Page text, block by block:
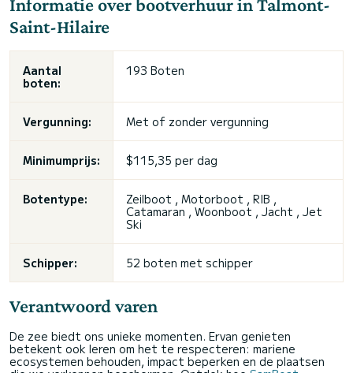
Informatie over bootverhuur in Talmont-
Saint-Hilaire
Aantal
boten:
193 Boten
Vergunning: Met of zonder vergunning
Minimumprijs: $115,35 per dag
Botentype:
Zeilboot , Motorboot , RIB ,
Catamaran , Woonboot , Jacht , Jet
Ski
Schipper: 52 boten met schipper
Verantwoord varen
De zee biedt ons unieke momenten. Ervan genieten
betekent ook leren om het te respecteren: mariene
ecosystemen behouden, impact beperken en de plaatsen